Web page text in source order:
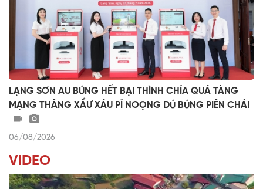
LẠNG SƠN AU BÚNG HẾT BẠI THÌNH CHỈA QUÁ TÀNG
MẠNG THÂNG XẨƯ XÁU PỈ NOỌNG DÚ BÚNG PIÊN CHÁI
06/08/2026
VIDEO